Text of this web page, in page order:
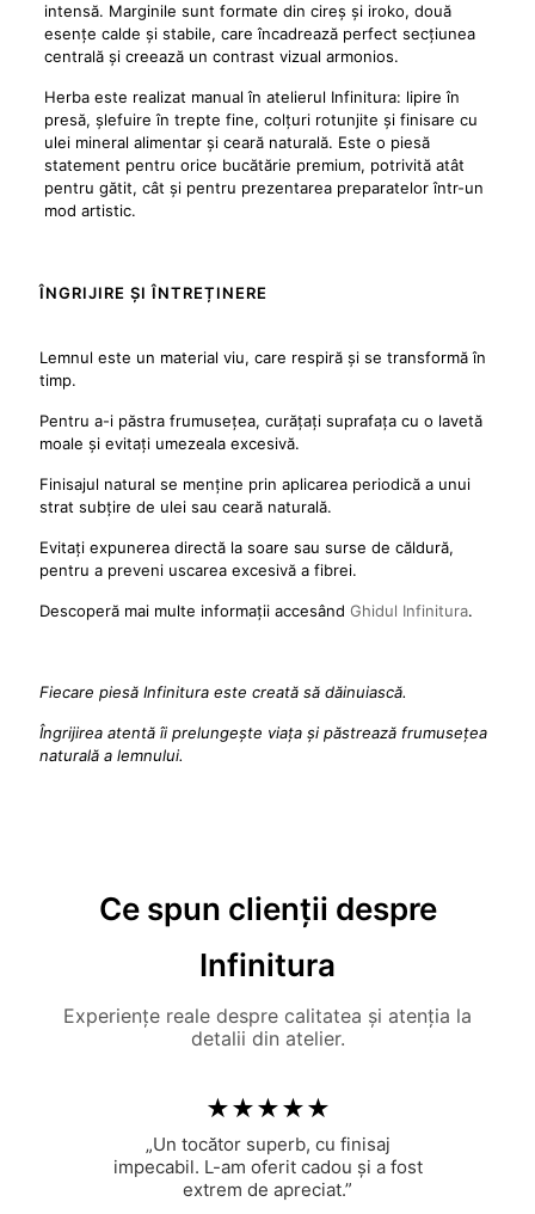
intensă. Marginile sunt formate din cireș și iroko, două
esențe calde și stabile, care încadrează perfect secțiunea
centrală și creează un contrast vizual armonios.
Herba este realizat manual în atelierul Infinitura: lipire în
presă, șlefuire în trepte fine, colțuri rotunjite și finisare cu
ulei mineral alimentar și ceară naturală. Este o piesă
statement pentru orice bucătărie premium, potrivită atât
pentru gătit, cât și pentru prezentarea preparatelor într-un
mod artistic.
ÎNGRIJIRE ȘI ÎNTREȚINERE
Lemnul este un material viu, care respiră și se transformă în
timp.
Pentru a-i păstra frumusețea, curățați suprafața cu o lavetă
moale și evitați umezeala excesivă.
Finisajul natural se menține prin aplicarea periodică a unui
strat subțire de ulei sau ceară naturală.
Evitați expunerea directă la soare sau surse de căldură,
pentru a preveni uscarea excesivă a fibrei.
Descoperă mai multe informații accesând Ghidul Infinitura.
Fiecare piesă Infinitura este creată să dăinuiască.
Îngrijirea atentă îi prelungește viața și păstrează frumusețea
naturală a lemnului.
Ce spun clienții despre
Infinitura
Experiențe reale despre calitatea și atenția la
detalii din atelier.
★★★★★
„Un tocător superb, cu finisaj
impecabil. L-am oferit cadou și a fost
extrem de apreciat.”